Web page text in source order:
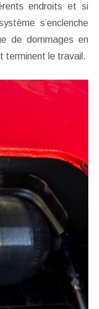
endroits et si
s’enclenche
de dommages en
terminent le travail.